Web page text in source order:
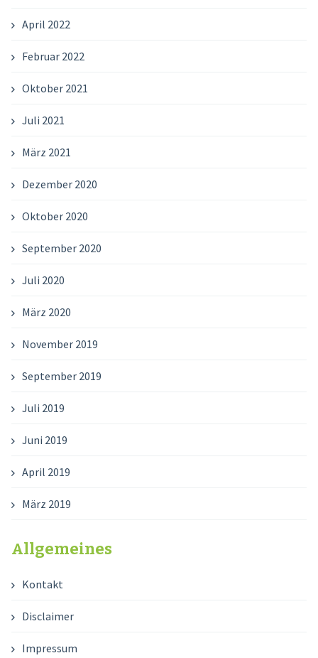
April 2022
Februar 2022
Oktober 2021
Juli 2021
März 2021
Dezember 2020
Oktober 2020
September 2020
Juli 2020
März 2020
November 2019
September 2019
Juli 2019
Juni 2019
April 2019
März 2019
Allgemeines
Kontakt
Disclaimer
Impressum